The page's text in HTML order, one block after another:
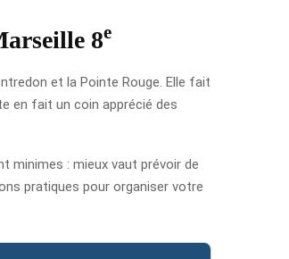
8e
et la Pointe Rouge. Elle fait
en fait un coin apprécié des
minimes : mieux vaut prévoir de
pratiques pour organiser votre